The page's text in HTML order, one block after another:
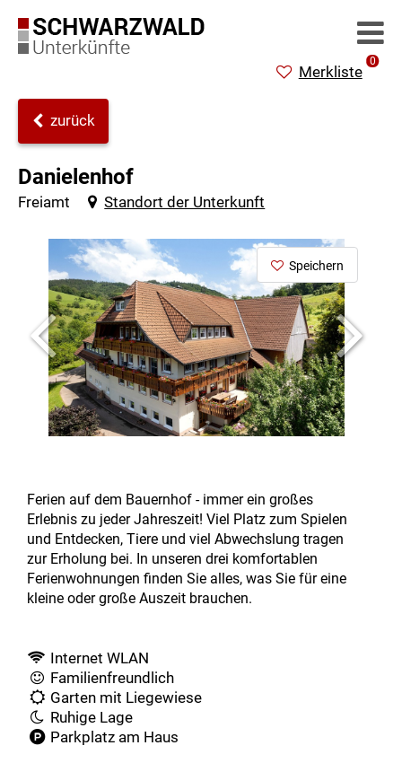
0
Merkliste
zurück
Danielenhof
Freiamt Standort der Unterkunft
Speichern
Ferien auf dem Bauernhof - immer ein großes
Erlebnis zu jeder Jahreszeit! Viel Platz zum Spielen
und Entdecken, Tiere und viel Abwechslung tragen
zur Erholung bei. In unseren drei komfortablen
Ferienwohnungen finden Sie alles, was Sie für eine
kleine oder große Auszeit brauchen.
Internet WLAN
Familienfreundlich
Garten mit Liegewiese
Ruhige Lage
Parkplatz am Haus